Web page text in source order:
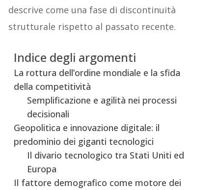
descrive come una fase di discontinuità
strutturale rispetto al passato recente.
Indice degli argomenti
La rottura dell’ordine mondiale e la sfida
della competitività
Semplificazione e agilità nei processi
decisionali
Geopolitica e innovazione digitale: il
predominio dei giganti tecnologici
Il divario tecnologico tra Stati Uniti ed
Europa
Il fattore demografico come motore dei